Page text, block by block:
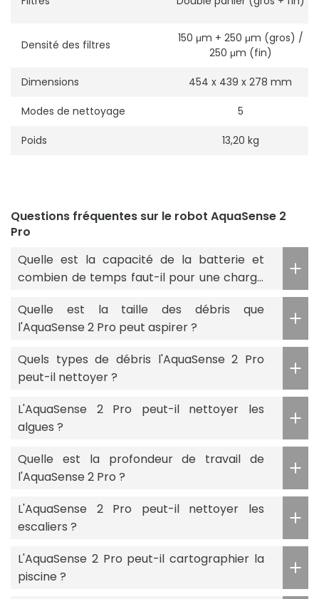
Densité des filtres
150 μm + 250 μm (gros) /
250 μm (fin)
Dimensions 454 x 439 x 278 mm
Modes de nettoyage 5
Poids 13,20 kg
Questions fréquentes sur le robot AquaSense 2
Pro
Quelle est la capacité de la batterie et
combien de temps faut-il pour une charge
Quelle est la taille des débris que
l'AquaSense 2 Pro peut aspirer ?
Quels types de débris l'AquaSense 2 Pro
peut-il nettoyer ?
L'AquaSense 2 Pro peut-il nettoyer les
algues ?
Quelle est la profondeur de travail de
l'AquaSense 2 Pro ?
L'AquaSense 2 Pro peut-il nettoyer les
escaliers ?
L'AquaSense 2 Pro peut-il cartographier la
piscine ?